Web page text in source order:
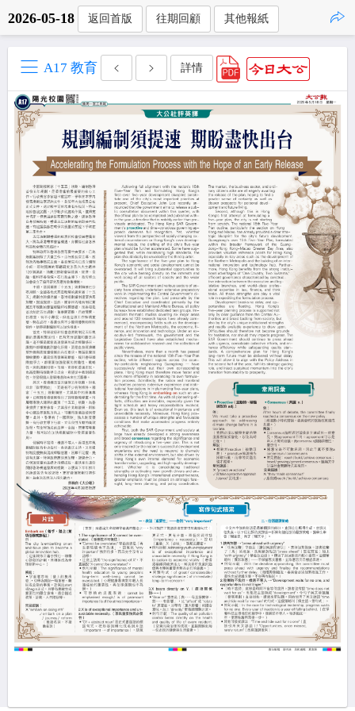
2026-05-18 返回首版 往期回顧 其他報紙
A17 教育 詳情